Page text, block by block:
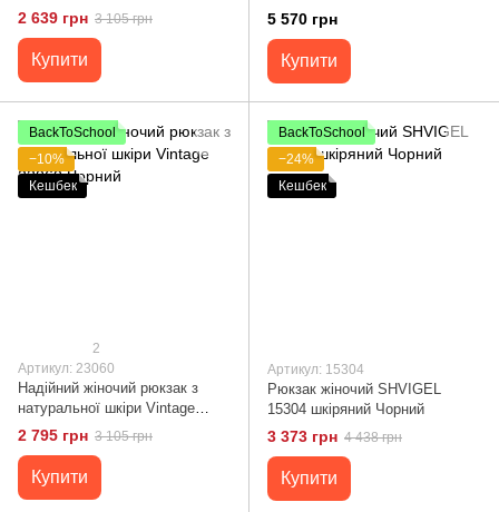
23062 Чорний
2 639 грн 3 105 грн
Купити
5 570 грн
Купити
BackToSchool
−10%
Кешбек
2
Артикул: 23060
Надійний жіночий рюкзак з
натуральної шкіри Vintage
23060 Чорний
2 795 грн 3 105 грн
Купити
BackToSchool
−24%
Кешбек
Артикул: 15304
Рюкзак жіночий SHVIGEL
15304 шкіряний Чорний
3 373 грн 4 438 грн
Купити